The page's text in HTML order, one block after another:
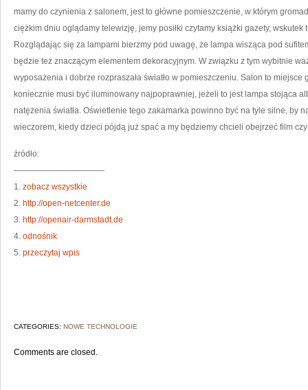
mamy do czynienia z salonem, jest to główne pomieszczenie, w którym
ciężkim dniu oglądamy telewizję, jemy posiłki czytamy książki gazety, wskutek
Rozglądając się za lampami bierzmy pod uwagę, że lampa wisząca pod
będzie też znaczącym elementem dekoracyjnym. W związku z tym wybitnie
wyposażenia i dobrze rozpraszała światło w pomieszczeniu. Salon to
koniecznie musi być iluminowany najpoprawniej, jeżeli to jest lampa stojąca
natężenia światła. Oświetlenie tego zakamarka powinno być na tyle silne, by
wieczorem, kiedy dzieci pójdą już spać a my będziemy chcieli obejrzeć film
źródło:
———————————
1. zobacz wszystkie
2. http://open-netcenter.de
3. http://openair-darmstadt.de
4. odnośnik
5. przeczytaj wpis
CATEGORIES: NOWE TECHNOLOGIE
Comments are closed.